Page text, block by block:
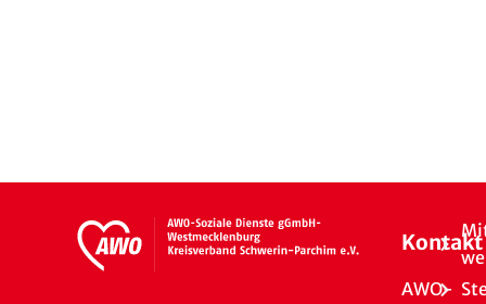
Kontakt
AWO-